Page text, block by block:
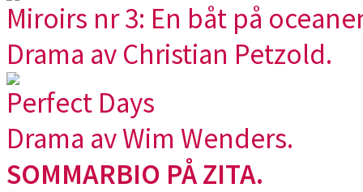
Miroirs nr 3: En båt på
Drama av Christian Petzold.
Perfect Days
Drama av Wim Wenders.
SOMMARBIO PÅ ZITA.